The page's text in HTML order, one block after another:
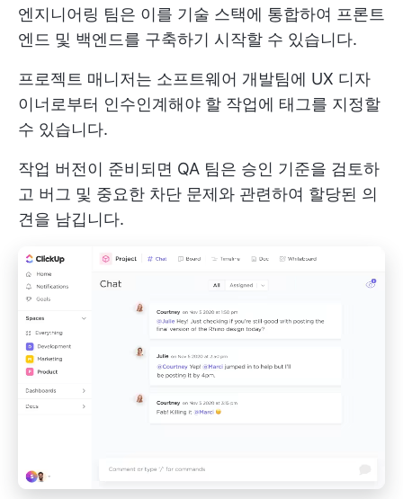
엔지니어링 팀은 이를 기술 스택에 통합하여 프론트
엔드 및 백엔드를 구축하기 시작할 수 있습니다.
프로젝트 매니저는 소프트웨어 개발팀에 UX 디자
이너로부터 인수인계해야 할 작업에 태그를 지정할
수 있습니다.
작업 버전이 준비되면 QA 팀은 승인 기준을 검토하
고 버그 및 중요한 차단 문제와 관련하여 할당된 의
견을 남깁니다.